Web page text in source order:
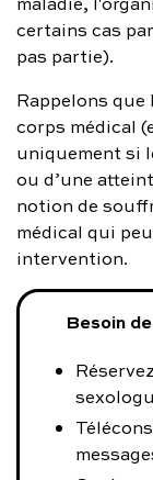
certains cas
pas partie).
Rappelons
corps médical
uniquement si
ou d’une
notion de
médical qui
intervention.
Besoin